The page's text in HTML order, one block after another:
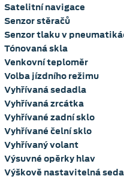
Satelitní navigace
Senzor stěračů
Senzor tlaku v
Tónovaná skla
Venkovní teploměr
Volba jízdního režimu
Vyhřívaná sedadla
Vyhřívaná zrcátka
Vyhřívané zadní sklo
Vyhřívané čelní sklo
Vyhřívaný volant
Výsuvné opěrky hlav
Výškově nastavitelná